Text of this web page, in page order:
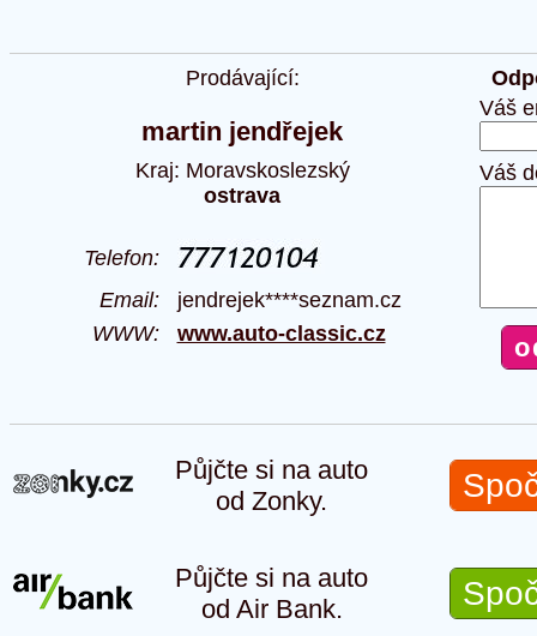
Prodávající:
martin jendřejek
Kraj: Moravskoslezský
ostrava
Telefon:
Email: jendrejek****seznam.cz
WWW: www.auto-classic.cz
Váš
Váš
Půjčte si na auto
od Zonky.
Půjčte si na auto
od Air Bank.